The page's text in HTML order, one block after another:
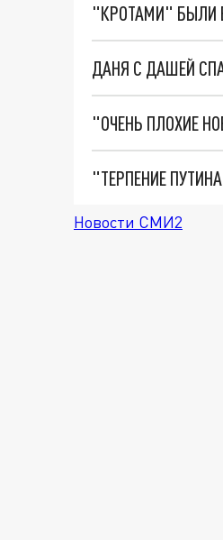
"КРОТАМИ" БЫЛИ
ДАНЯ С ДАШЕЙ
Новости СМИ2